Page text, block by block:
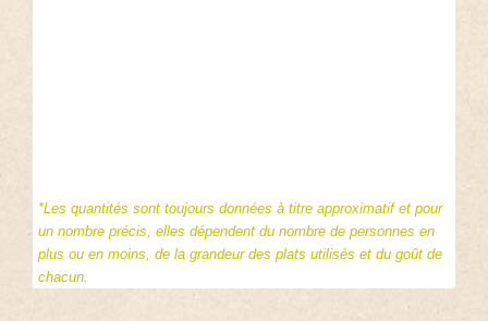
*Les quantités sont toujours données à titre approximatif et pour
un nombre précis, elles dépendent du nombre de personnes en
plus ou en moins, de la grandeur des plats utilisés et du goût de
chacun.